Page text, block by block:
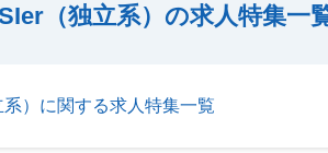
（独立系）の求人特集一
系）に関する求人特集一覧